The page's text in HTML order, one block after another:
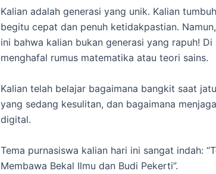
​Kalian adalah generasi yang unik. Kalian
begitu cepat dan penuh ketidakpastian.
ini bahwa kalian bukan generasi yang rapuh!
menghafal rumus matematika atau teori sains.
Kalian telah belajar bagaimana bangkit saat
yang sedang kesulitan, dan bagaimana
digital.
​Tema purnasiswa kalian hari ini sangat indah:
Membawa Bekal Ilmu dan Budi Pekerti”.